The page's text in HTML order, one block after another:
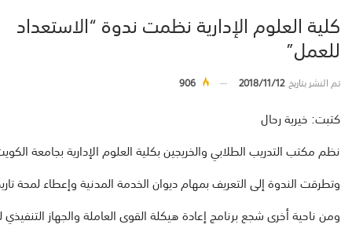
كلية العلوم الإدارية نظمت ندوة “الاستعداد
للعمل”
تم النشر بتاريخ2018/11/12
906
كتبت: خيريةرحال
نظممكتبالتدريبالطلابيوالخريجينبكليةالعلومالإداريةبجامعة
وتطرقتالندوةإلىالتعريفبمهامديوانالخدمةالمدنيةوإعطاءلمحة
ومنناحيةأخرىشجعبرنامجإعادةهيكلةالقوىالعاملةوالجهازالتنفيذي